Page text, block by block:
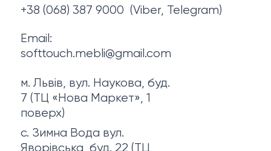
+38 (068) 387 9000 (Viber, Telegram)
Email:
softtouch.mebli@gmail.com
м. Львів, вул. Наукова, буд.
7 (ТЦ «Нова Маркет», 1
поверх)
с. Зимна Вода вул.
Яворівська, буд. 22 (ТЦ